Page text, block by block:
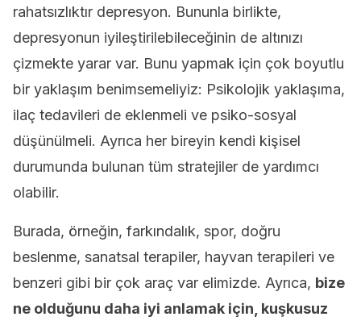
rahatsızlıktır depresyon. Bununla birlikte,
depresyonun iyileştirilebileceğinin de altınızı
çizmekte yarar var. Bunu yapmak için çok boyutlu
bir yaklaşım benimsemeliyiz: Psikolojik yaklaşıma,
ilaç tedavileri de eklenmeli ve psiko-sosyal
düşünülmeli. Ayrıca her bireyin kendi kişisel
durumunda bulunan tüm stratejiler de yardımcı
olabilir.
Burada, örneğin, farkındalık, spor, doğru
beslenme, sanatsal terapiler, hayvan terapileri ve
benzeri gibi bir çok araç var elimizde. Ayrıca, bize
ne olduğunu daha iyi anlamak için, kuşkusuz